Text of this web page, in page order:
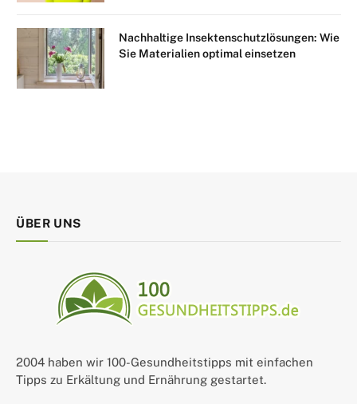
Nachhaltige Insektenschutzlösungen: Wie
Sie Materialien optimal einsetzen
ÜBER UNS
2004 haben wir 100-Gesundheitstipps mit einfachen
Tipps zu Erkältung und Ernährung gestartet.